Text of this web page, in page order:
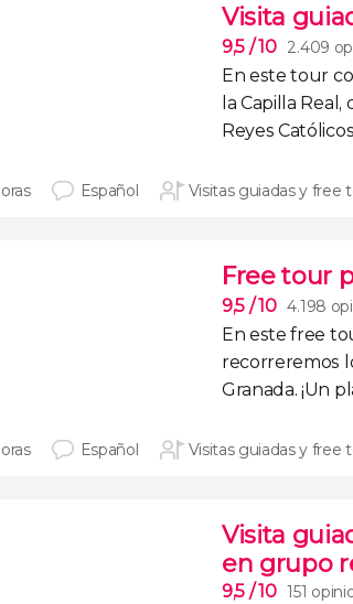
Visita
9,5 / 10 2.409
En este tour
la Capilla Real ,
Reyes Católicos
Español Visitas guiadas y free
Free tour
9,5 / 10 4.198
En estefree
recorreremos
Granada. ¡Un
Español Visitas guiadas y free
Visita
en grupo
9,5 / 10 151